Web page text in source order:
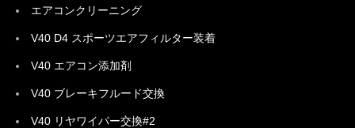
エアコンクリーニング
V40 D4 スポーツエアフィルター装着
V40 エアコン添加剤
V40 ブレーキフルード交換
V40 リヤワイパー交換#2